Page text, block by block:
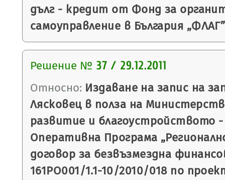
дълг - кредит от Фонд за
самоуправление в България
Решение № 37 / 29.12.2011
Относно: Издаване на запис на
Лясковец в полза на
развитие и благоустройството
Оперативна Програма
договор за безвъзмездна
161PO001/1.1-10/2010/018 по